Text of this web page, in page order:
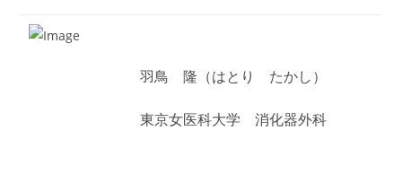
羽鳥 隆（はとり たかし）
東京女医科大学 消化器外科